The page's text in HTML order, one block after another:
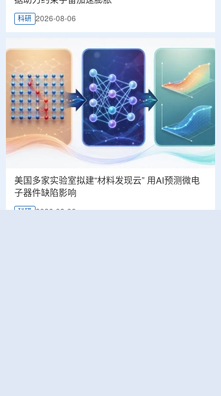
科研 2026-08-06
美国多家实验室拟建“材料发现云” 用AI预测微电
子器件缺陷影响
科研 2026-08-06